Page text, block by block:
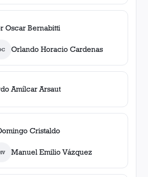
Oscar Bernabitti
Orlando Horacio Cardenas
Amílcar Arsaut
Cristaldo
Manuel Emilio Vázquez